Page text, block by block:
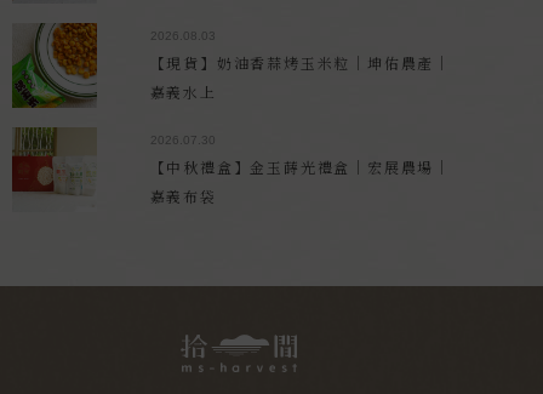
2026.08.03
【現貨】奶油香蒜烤玉米粒｜坤佑農產｜
嘉義水上
2026.07.30
【中秋禮盒】金玉蒔光禮盒｜宏展農場｜
嘉義布袋